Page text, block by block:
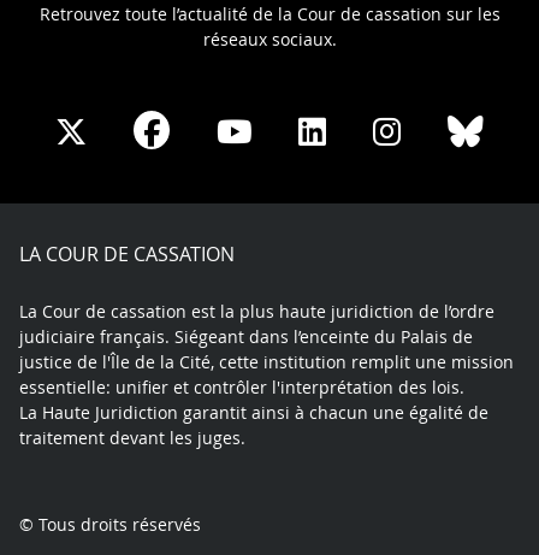
Retrouvez toute l’actualité de la Cour de cassation sur les
réseaux sociaux.
Share
X
Share
Facebook
Share
Youtube
Share
LinkedIn
Share
Instagram
LA COUR DE CASSATION
La Cour de cassation est la plus haute juridiction de l’ordre
judiciaire français. Siégeant dans l’enceinte du Palais de
justice de l'Île de la Cité, cette institution remplit une mission
essentielle: unifier et contrôler l'interprétation des lois.
La Haute Juridiction garantit ainsi à chacun une égalité de
traitement devant les juges.
© Tous droits réservés